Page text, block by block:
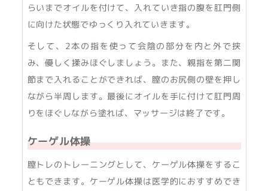
らいまでオイルを付けて、入れていき指の腹を肛門側
に向けた状態でゆっくり入れていきます。
そして、2本の指を使って会陰の部分を内と外で挟
み、優しく揉みほぐしましょう。また、親指を第二関
節まで入れることができれば、膣のお尻側の壁を押し
ながら半周します。最後にオイルを手に付けて肛門周
りをほぐしながら塗れば、マッサージは終了です。
ケーゲル体操
膣トレのトレーニングとして、ケーゲル体操をするこ
ともできます。ケーゲル体操は医学的におすすめでき